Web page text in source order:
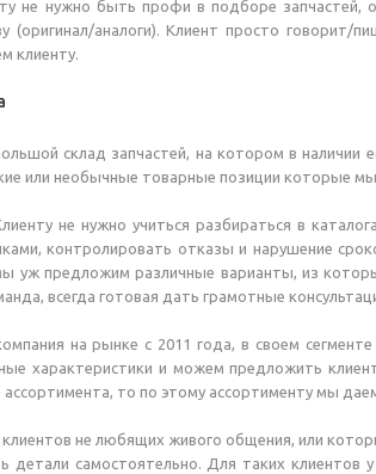
не нужно быть профи в подборе
(оригинал/аналоги). Клиент просто
клиенту.
склад запчастей, на котором в
или необычные товарные позиции которые
не нужно учиться разбираться в
контролировать отказы и нарушение
уж предложим различные варианты, из
всегда готовая дать грамотные
на рынке с 2011 года, в своем
характеристики и можем предложить
то по этому ассортименту мы
не любящих живого общения, или
детали самостоятельно. Для таких клиентов